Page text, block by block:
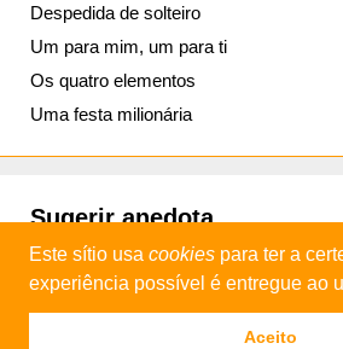
Despedida de solteiro
Um para mim, um para ti
Os quatro elementos
Uma festa milionária
Sugerir anedota
© 2013 - 2026Daniel
Política de
Este sítio usa cookies para ter a
experiência possível é entregue ao
Aceito